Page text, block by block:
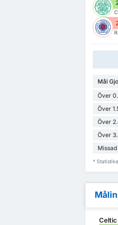
Mål
Över
Över
Över
Över
*
Celtic